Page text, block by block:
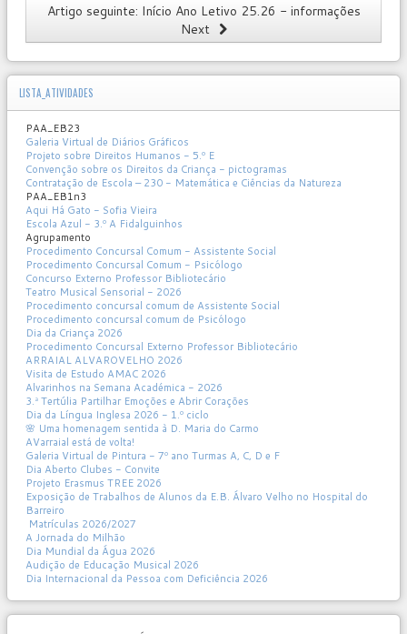
Artigo seguinte: Início Ano Letivo 25.26 - informações
Next
LISTA_ATIVIDADES
PAA_EB23
Galeria Virtual de Diários Gráficos
Projeto sobre Direitos Humanos - 5.º E
Convenção sobre os Direitos da Criança - pictogramas
Contratação de Escola – 230 - Matemática e Ciências da Natureza
PAA_EB1n3
Aqui Há Gato - Sofia Vieira
Escola Azul - 3.º A Fidalguinhos
Agrupamento
Procedimento Concursal Comum - Assistente Social
Procedimento Concursal Comum - Psicólogo
Concurso Externo Professor Bibliotecário
Teatro Musical Sensorial - 2026
Procedimento concursal comum de Assistente Social
Procedimento concursal comum de Psicólogo
Dia da Criança 2026
Procedimento Concursal Externo Professor Bibliotecário
ARRAIAL ALVAROVELHO 2026
Visita de Estudo AMAC 2026
Alvarinhos na Semana Académica - 2026
3.ª Tertúlia Partilhar Emoções e Abrir Corações
Dia da Língua Inglesa 2026 - 1.º ciclo
🌸 Uma homenagem sentida à D. Maria do Carmo
AVarraial está de volta!
Galeria Virtual de Pintura - 7º ano Turmas A, C, D e F
Dia Aberto Clubes - Convite
Projeto Erasmus TREE 2026
Exposição de Trabalhos de Alunos da E.B. Álvaro Velho no Hospital do
Barreiro
Matrículas 2026/2027
A Jornada do Milhão
Dia Mundial da Água 2026
Audição de Educação Musical 2026
Dia Internacional da Pessoa com Deficiência 2026